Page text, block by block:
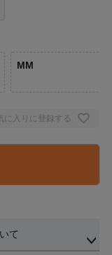
MM
に入りに登録する
て